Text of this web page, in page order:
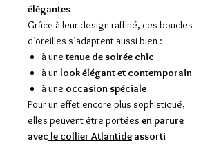
élégantes
Grâce à leur design raffiné, ces boucles
d’oreilles s’adaptent aussi bien :
à unetenue de soirée chic
à un look élégant et contemporain
à une occasion spéciale
Pour un effet encore plus sophistiqué,
elles peuvent être portées en parure
avec le collier Atlantide assorti